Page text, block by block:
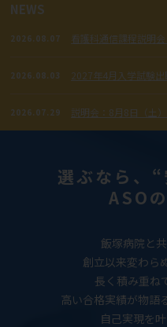
NEWS
2026.08.07 看護科通信課程説明会
2026.08.03 2027年4月入学試験出
2026.07.29 説明会：8月8日（土
選ぶなら、
ASO
飯塚病院と
創立以来変わら
長く積み重ね
高い合格実績が物語
自己実現を